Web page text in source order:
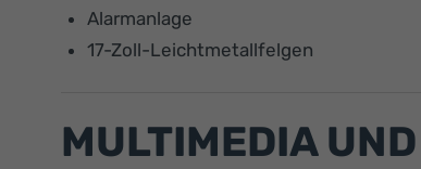
Alarmanlage
17-Zoll-Leichtmetallfelgen
MULTIMEDIA